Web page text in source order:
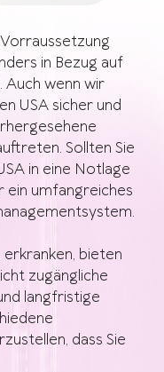
in Bezug auf
Auch wenn wir
USA sicher und
Sollten Sie
in eine Notlage
ein umfangreiches
erkranken, bieten
zugängliche
langfristige
dass Sie